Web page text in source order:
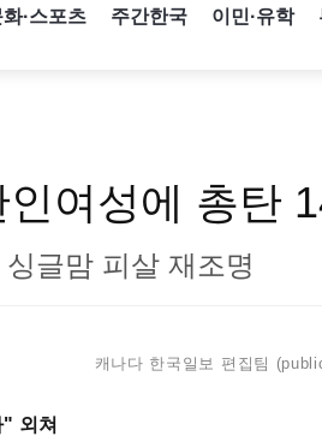
화·스포츠 주간한국 이민·유학
여성에 총탄
글맘 피살 재조명
캐나다 한국일보 편집팀
외쳐